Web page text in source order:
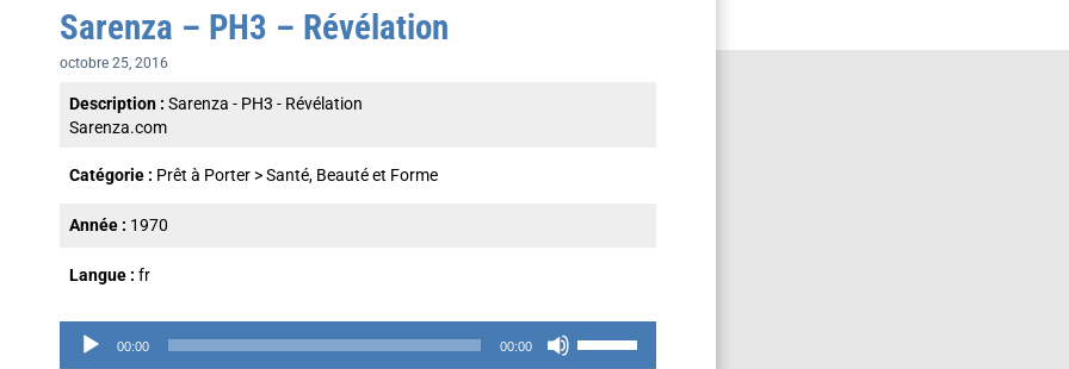
Sarenza – PH3 – Révélation
octobre 25, 2016
Description : Sarenza - PH3 - Révélation
Sarenza.com
Catégorie : Prêt à Porter >Santé, Beauté et Forme
Année : 1970
Langue : fr
Lecteur00:00 00:00